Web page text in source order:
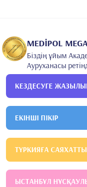
факультеті
MEDİPOL
Біздің ұйым
Ауруханасы
КЕЗДЕСУГЕ
ЕКІНШІ ПІКІР
ТҮРКИЯҒА
ЫСТАНБҰЛ